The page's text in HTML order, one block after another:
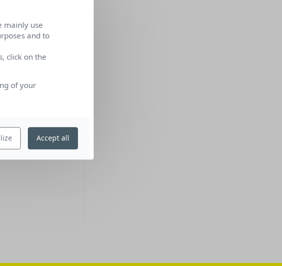
mainly use
and to
click on the
of your
Accept all